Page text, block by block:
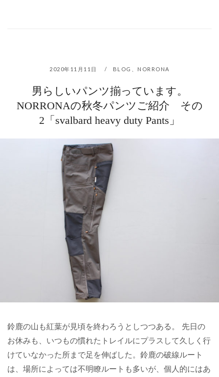
2020年11月11日 BLOG NORRONA
男らしいパンツ揃っています。
NORRONAの秋冬パンツご紹介 その
2「svalbard heavy duty Pants」
鈴鹿の山も紅葉が見頃を終わろうとしつつある。 先日の
お休みも、いつもの慣れたトレイルにプラスして久しく行
けていなかった所まで足を伸ばした。鈴鹿の破線ルート
は、場所によっては不明瞭ルートも多いが、個人的にはあ